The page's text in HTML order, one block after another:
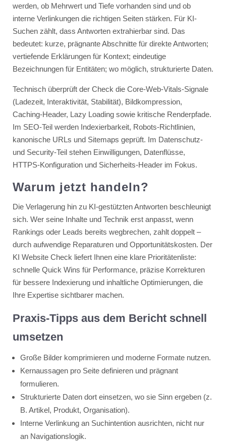
werden, ob Mehrwert und Tiefe vorhanden sind und ob
interne Verlinkungen die richtigen Seiten stärken. Für KI-
Suchen zählt, dass Antworten extrahierbar sind. Das
bedeutet: kurze, prägnante Abschnitte für direkte Antworten;
vertiefende Erklärungen für Kontext; eindeutige
Bezeichnungen für Entitäten; wo möglich, strukturierte Daten.
Technisch überprüft der Check die Core-Web-Vitals-Signale
(Ladezeit, Interaktivität, Stabilität), Bildkompression,
Caching-Header, Lazy Loading sowie kritische Renderpfade.
Im SEO-Teil werden Indexierbarkeit, Robots-Richtlinien,
kanonische URLs und Sitemaps geprüft. Im Datenschutz-
und Security-Teil stehen Einwilligungen, Datenflüsse,
HTTPS-Konfiguration und Sicherheits-Header im Fokus.
Warum jetzt handeln?
Die Verlagerung hin zu KI-gestützten Antworten beschleunigt
sich. Wer seine Inhalte und Technik erst anpasst, wenn
Rankings oder Leads bereits wegbrechen, zahlt doppelt –
durch aufwendige Reparaturen und Opportunitätskosten. Der
KI Website Check liefert Ihnen eine klare Prioritätenliste:
schnelle Quick Wins für Performance, präzise Korrekturen
für bessere Indexierung und inhaltliche Optimierungen, die
Ihre Expertise sichtbarer machen.
Praxis-Tipps aus dem Bericht schnell
umsetzen
Große Bilder komprimieren und moderne Formate nutzen.
Kernaussagen pro Seite definieren und prägnant
formulieren.
Strukturierte Daten dort einsetzen, wo sie Sinn ergeben (z.
B. Artikel, Produkt, Organisation).
Interne Verlinkung an Suchintention ausrichten, nicht nur
an Navigationslogik.